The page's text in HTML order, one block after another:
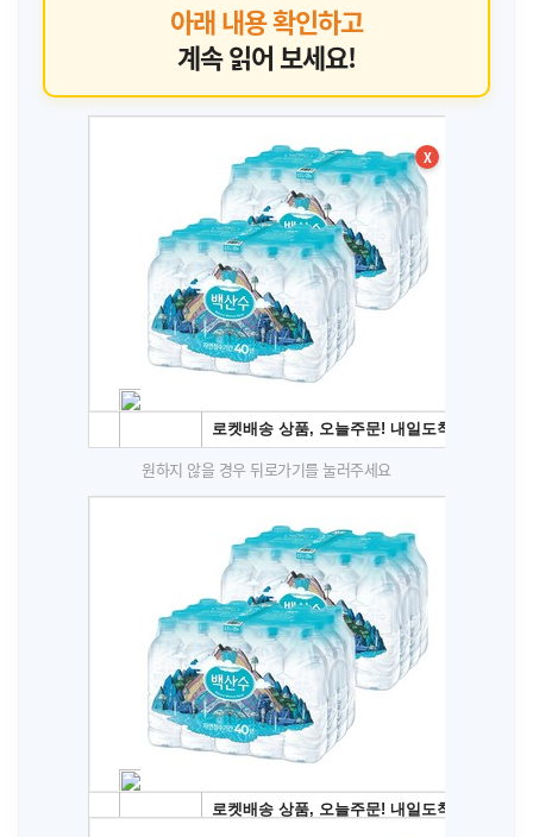
아래 내용 확인하고
계속 읽어 보세요!
X
원하지 않을 경우 뒤로가기를 눌러주세요